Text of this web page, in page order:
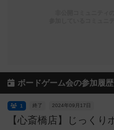
ボードゲーム会の参加履歴
終了 2024年09月17日
1